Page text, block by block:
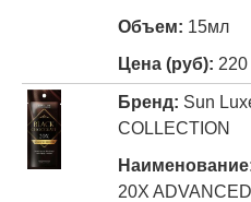
15мл
220
Sun
COLLECTION
20X